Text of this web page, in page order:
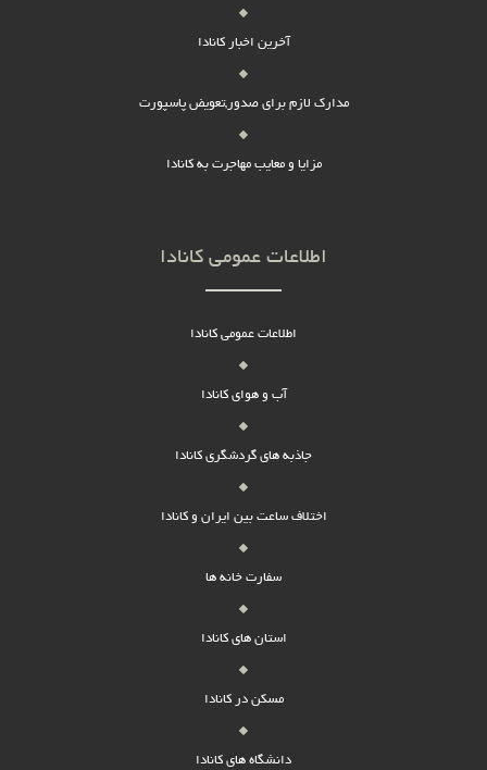
آخرین اخبار کانادا
مدارک لازم برای صدور,تعویض پاسپورت
مزایا و معایب مهاجرت به کانادا
اطلاعات عمومی کانادا
اطلاعات عمومی کانادا
آب و هوای کانادا
جاذبه های گردشگری کانادا
اختلاف ساعت بین ایران و کانادا
سفارت خانه ها
استان های کانادا
مسکن در کانادا
دانشگاه های کانادا